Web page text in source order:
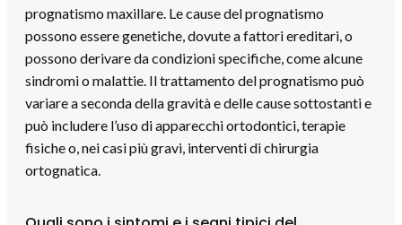
prognatismo maxillare. Le cause del prognatismo
possono essere genetiche, dovute a fattori ereditari, o
possono derivare da condizioni specifiche, come alcune
sindromi o malattie. Il trattamento del prognatismo può
variare a seconda della gravità e delle cause sottostanti e
può includere l’uso di apparecchi ortodontici, terapie
fisiche o, nei casi più gravi, interventi di chirurgia
ortognatica.